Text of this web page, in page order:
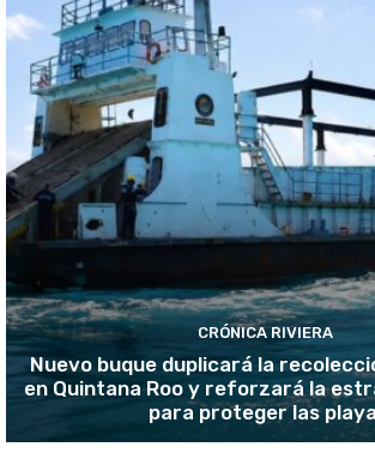
CRÓNICA RIVIERA
Nuevo buque duplicará la
en Quintana Roo y reforzará la
para proteger las